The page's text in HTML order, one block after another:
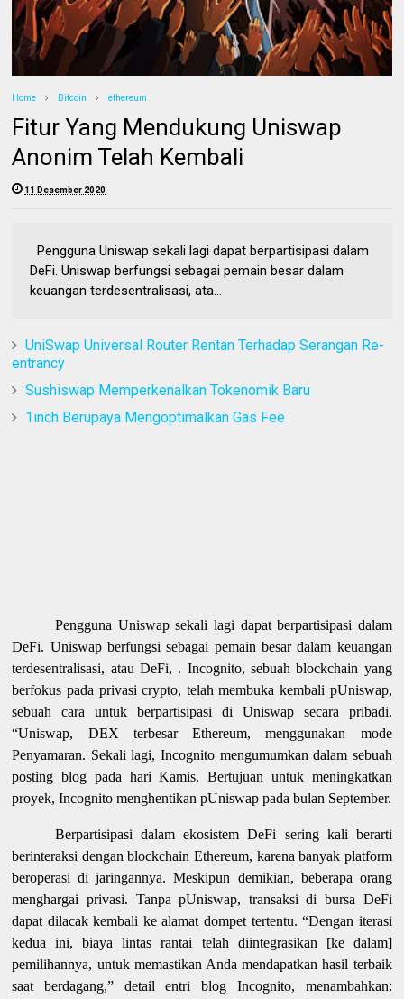
Home Bitcoin ethereum
Fitur Yang Mendukung Uniswap
Anonim Telah Kembali
11 Desember 2020
Pengguna Uniswap sekali lagi dapat berpartisipasi dalam
DeFi. Uniswap berfungsi sebagai pemain besar dalam
keuangan terdesentralisasi, ata...
UniSwap Universal Router Rentan Terhadap Serangan Re-
entrancy
Sushiswap Memperkenalkan Tokenomik Baru
1inch Berupaya Mengoptimalkan Gas Fee
Pengguna Uniswap sekali lagi dapat berpartisipasi dalam
DeFi. Uniswap berfungsi sebagai pemain besar dalam keuangan
terdesentralisasi, atau DeFi, . Incognito, sebuah blockchain yang
berfokus pada privasi crypto, telah membuka kembali pUniswap,
sebuah cara untuk berpartisipasi di Uniswap secara pribadi.
“Uniswap, DEX terbesar Ethereum, menggunakan mode
Penyamaran. Sekali lagi, Incognito mengumumkan dalam sebuah
posting blog pada hari Kamis. Bertujuan untuk meningkatkan
proyek, Incognito menghentikan pUniswap pada bulan September.
Berpartisipasi dalam ekosistem DeFi sering kali berarti
berinteraksi dengan blockchain Ethereum, karena banyak platform
beroperasi di jaringannya. Meskipun demikian, beberapa orang
menghargai privasi. Tanpa pUniswap, transaksi di bursa DeFi
dapat dilacak kembali ke alamat dompet tertentu. “Dengan iterasi
kedua ini, biaya lintas rantai telah diintegrasikan [ke dalam]
pemilihannya, untuk memastikan Anda mendapatkan hasil terbaik
saat berdagang,” detail entri blog Incognito, menambahkan: